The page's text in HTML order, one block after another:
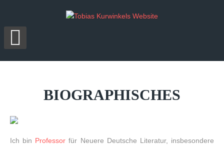
BIOGRAPHISCHES
Ich bin Professor für Neuere Deutsche Literatur, insbesondere